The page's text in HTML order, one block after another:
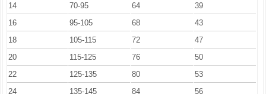
14
70-95 64
39
16
95-105 68
43
18
105-115 72
47
20
115-125 76
50
22
125-135 80
53
24
135-145 84
56